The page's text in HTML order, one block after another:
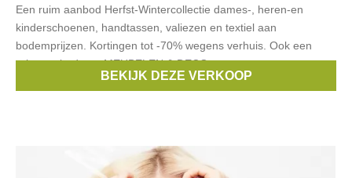
Een ruim aanbod Herfst-Wintercollectie dames-, heren-en
kinderschoenen, handtassen, valiezen en textiel aan
bodemprijzen. Kortingen tot -70% wegens verhuis. Ook een
ruim aanbod aan MEUBELEN & DECO
Liu Jo,CKS,Puma,Timberland,
BEKIJK DEZE VERKOOP